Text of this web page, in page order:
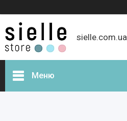
sielle.com.ua
Меню